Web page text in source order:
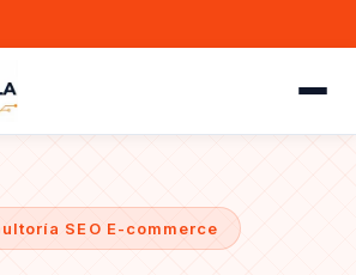
SEO E-commerce